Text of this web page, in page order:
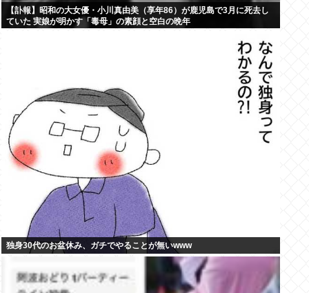
【訃報】昭和の大女優・小川真由美（享年86）が鹿児島で3月に死去し
ていた 実娘が明かす「毒母」の素顔と空白の晩年
独身30代のお盆休み、ガチでやることが無いwww